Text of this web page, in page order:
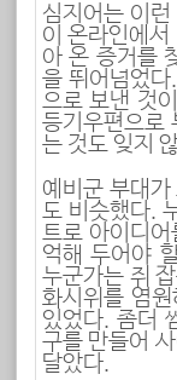
심지어는 이
이 온라인에서
아 온 증거를
을 뛰어넘었
으로 보낸 것
등기우편으로
는 것도 잊지
예비군 부대
도 비슷했다.
트로 아이디어
억해 두어야
누군가는 쥐
화시위를 염
있었다. 좀더
구를 만들어
달았다.